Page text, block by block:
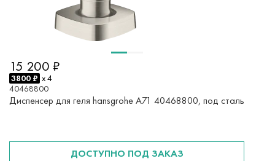
15 200 ₽
3800 ₽ x 4
40468800
Диспенсер для геля hansgrohe A71 40468800, под сталь
ДОСТУПНО ПОД ЗАКАЗ